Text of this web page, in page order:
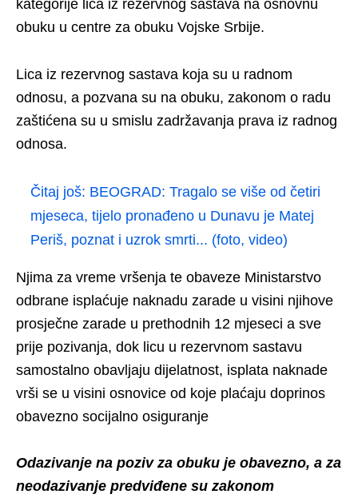
kategorije lica iz rezervnog sastava na osnovnu
obuku u centre za obuku Vojske Srbije.
Lica iz rezervnog sastava koja su u radnom
odnosu, a pozvana su na obuku, zakonom o radu
zaštićena su u smislu zadržavanja prava iz radnog
odnosa.
Čitaj još: BEOGRAD: Tragalo se više od četiri
mjeseca, tijelo pronađeno u Dunavu je Matej
Periš, poznat i uzrok smrti... (foto, video)
Njima za vreme vršenja te obaveze Ministarstvo
odbrane isplaćuje naknadu zarade u visini njihove
prosječne zarade u prethodnih 12 mjeseci a sve
prije pozivanja, dok licu u rezervnom sastavu
samostalno obavljaju dijelatnost, isplata naknade
vrši se u visini osnovice od koje plaćaju doprinos
obavezno socijalno osiguranje
Odazivanje na poziv za obuku je obavezno, a za
neodazivanje predviđene su zakonom